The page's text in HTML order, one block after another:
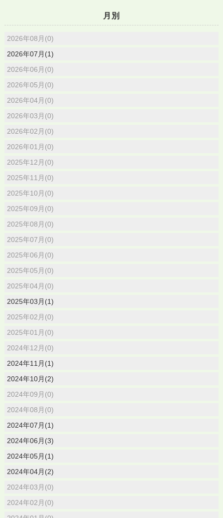
月別
2026年08月(0)
2026年07月(1)
2026年06月(0)
2026年05月(0)
2026年04月(0)
2026年03月(0)
2026年02月(0)
2026年01月(0)
2025年12月(0)
2025年11月(0)
2025年10月(0)
2025年09月(0)
2025年08月(0)
2025年07月(0)
2025年06月(0)
2025年05月(0)
2025年04月(0)
2025年03月(1)
2025年02月(0)
2025年01月(0)
2024年12月(0)
2024年11月(1)
2024年10月(2)
2024年09月(0)
2024年08月(0)
2024年07月(1)
2024年06月(3)
2024年05月(1)
2024年04月(2)
2024年03月(0)
2024年02月(0)